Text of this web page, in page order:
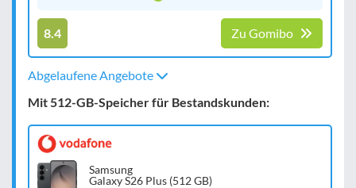
8.4 Zu Gomibo
Abgelaufene Angebote
Mit 512-GB-Speicher für Bestandskunden:
Samsung
Galaxy S26 Plus (512 GB)